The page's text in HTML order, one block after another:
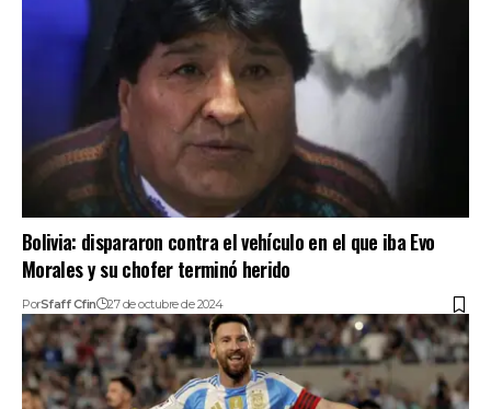
Bolivia: dispararon contra el vehículo en el que iba Evo
Morales y su chofer terminó herido
PorSfaff Cfin 27 de octubre de 2024